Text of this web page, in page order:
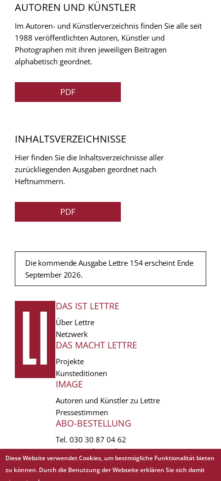
AUTOREN UND KÜNSTLER
Im Autoren- und Künstlerverzeichnis finden Sie alle seit
1988 veröffentlichten Autoren, Künstler und
Photographen mit ihren jeweiligen Beitragen
alphabetisch geordnet.
PDF
INHALTSVERZEICHNISSE
Hier finden Sie die Inhaltsverzeichnisse aller
zurückliegenden Ausgaben geordnet nach
Heftnummern.
PDF
Die kommende Ausgabe Lettre 154 erscheint Ende
September 2026.
FUSSZEILE
DAS IST LETTRE
Über Lettre
Netzwerk
DAS MACHT LETTRE
Projekte
Kunsteditionen
IMAGE
Autoren und Künstler zu Lettre
Pressestimmen
ABO-BESTELLUNG
Tel. 030 30 87 04 62
vertrieb(at)lettre.de
Diese Website verwendet Cookies, um bestmögliche Funktionalität bieten
zu können. Durch die Benutzung der Webseite erklären Sie sich damit